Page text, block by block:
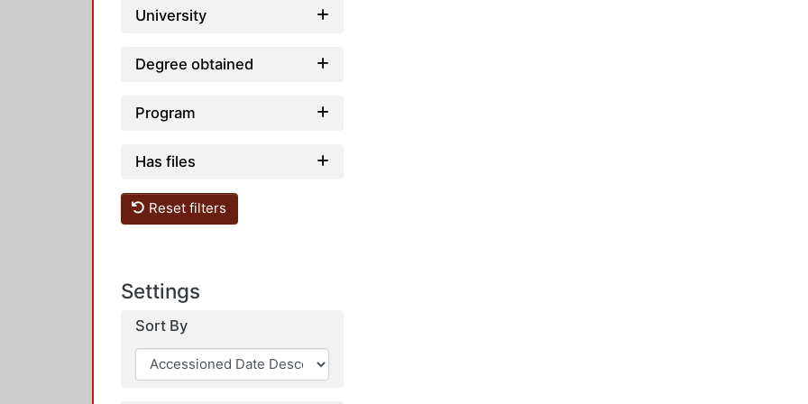
University
Degree obtained
Program
Has files
Reset filters
Settings
Sort By